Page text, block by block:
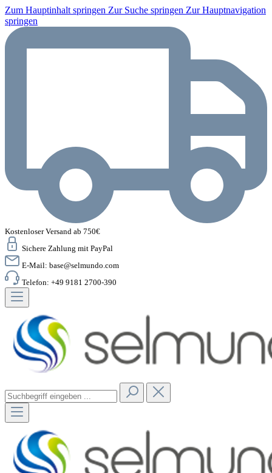
Zum Hauptinhalt springen Zur Suche springen Zur Hauptnavigation
springen
Kostenloser Versand ab 750€
Sichere Zahlung mit PayPal
E-Mail: base@selmundo.com
Telefon: +49 9181 2700-390